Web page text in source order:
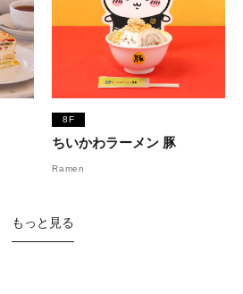
8F
ちいかわラーメン 豚
Ramen
もっと見る